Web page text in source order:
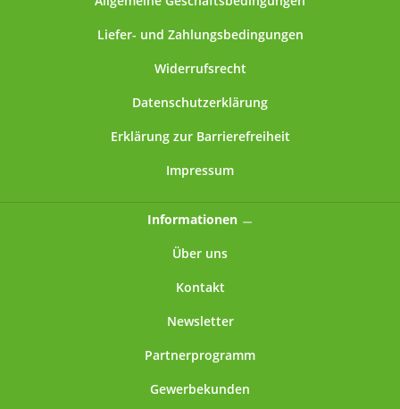
Liefer- und Zahlungsbedingungen
Widerrufsrecht
Datenschutzerklärung
Erklärung zur Barrierefreiheit
Impressum
Informationen
Über uns
Kontakt
Newsletter
Partnerprogramm
Gewerbekunden